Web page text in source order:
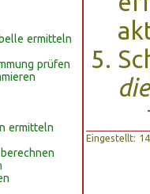
ermitteln
prüfen
ermitteln
Eingestellt: